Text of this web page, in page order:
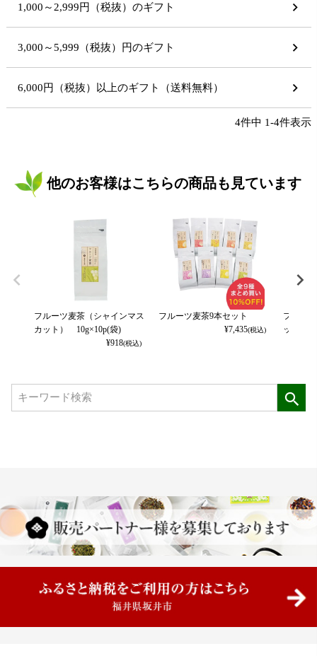
1,000～2,999円（税抜）のギフト
3,000～5,999（税抜）円のギフト
6,000円（税抜）以上のギフト（送料無料）
4件中 1-4件表示
他のお客様はこちらの商品も見ています
フルーツ麦茶（シャインマス
カット） 10g×10p(袋)
¥918(税込)
フルーツ麦茶9本セット
¥7,435(税込)
フルー
ット(ク